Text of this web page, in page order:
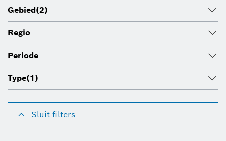
Gebied(2)
Regio
Periode
Type(1)
Sluit filters